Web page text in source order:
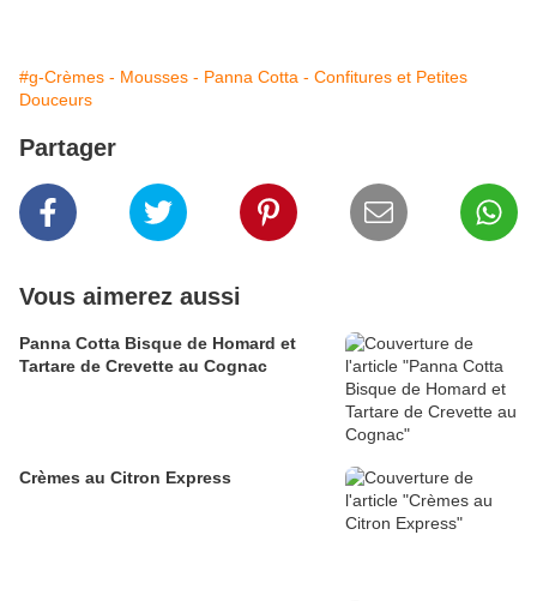
#g-Crèmes - Mousses - Panna Cotta - Confitures et Petites
Douceurs
Partager
Vous aimerez aussi
Panna Cotta Bisque de Homard et
Tartare de Crevette au Cognac
Crèmes au Citron Express